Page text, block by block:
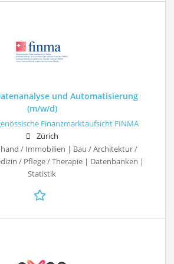
und Automatisierung
(m/w/d)
Finanzmarktaufsicht FINMA
Zürich
/ Immobilien | Bau / Architektur /
/ Pflege / Therapie | Datenbanken |
Statistik